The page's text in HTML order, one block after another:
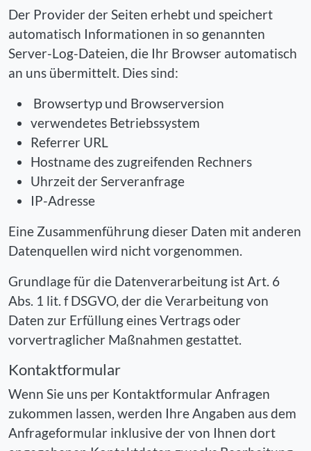
Der Provider der Seiten erhebt und speichert
automatisch Informationen in so genannten
Server-Log-Dateien, die Ihr Browser automatisch
an uns übermittelt. Dies sind:
Browsertyp und Browserversion
verwendetes Betriebssystem
Referrer URL
Hostname des zugreifenden Rechners
Uhrzeit der Serveranfrage
IP-Adresse
Eine Zusammenführung dieser Daten mit anderen
Datenquellen wird nicht vorgenommen.
Grundlage für die Datenverarbeitung ist Art. 6
Abs. 1 lit. f DSGVO, der die Verarbeitung von
Daten zur Erfüllung eines Vertrags oder
vorvertraglicher Maßnahmen gestattet.
Kontaktformular
Wenn Sie uns per Kontaktformular Anfragen
zukommen lassen, werden Ihre Angaben aus dem
Anfrageformular inklusive der von Ihnen dort